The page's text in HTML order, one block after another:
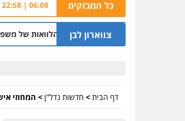
כל המבזקים
06.08 | 22:58 הבהרה: רימון
צווארון לבן
וסינדיקאט ההלוואות של משפחת הרינג | 16:14
דף הבית> חדשות נדל"ן> המחוזי